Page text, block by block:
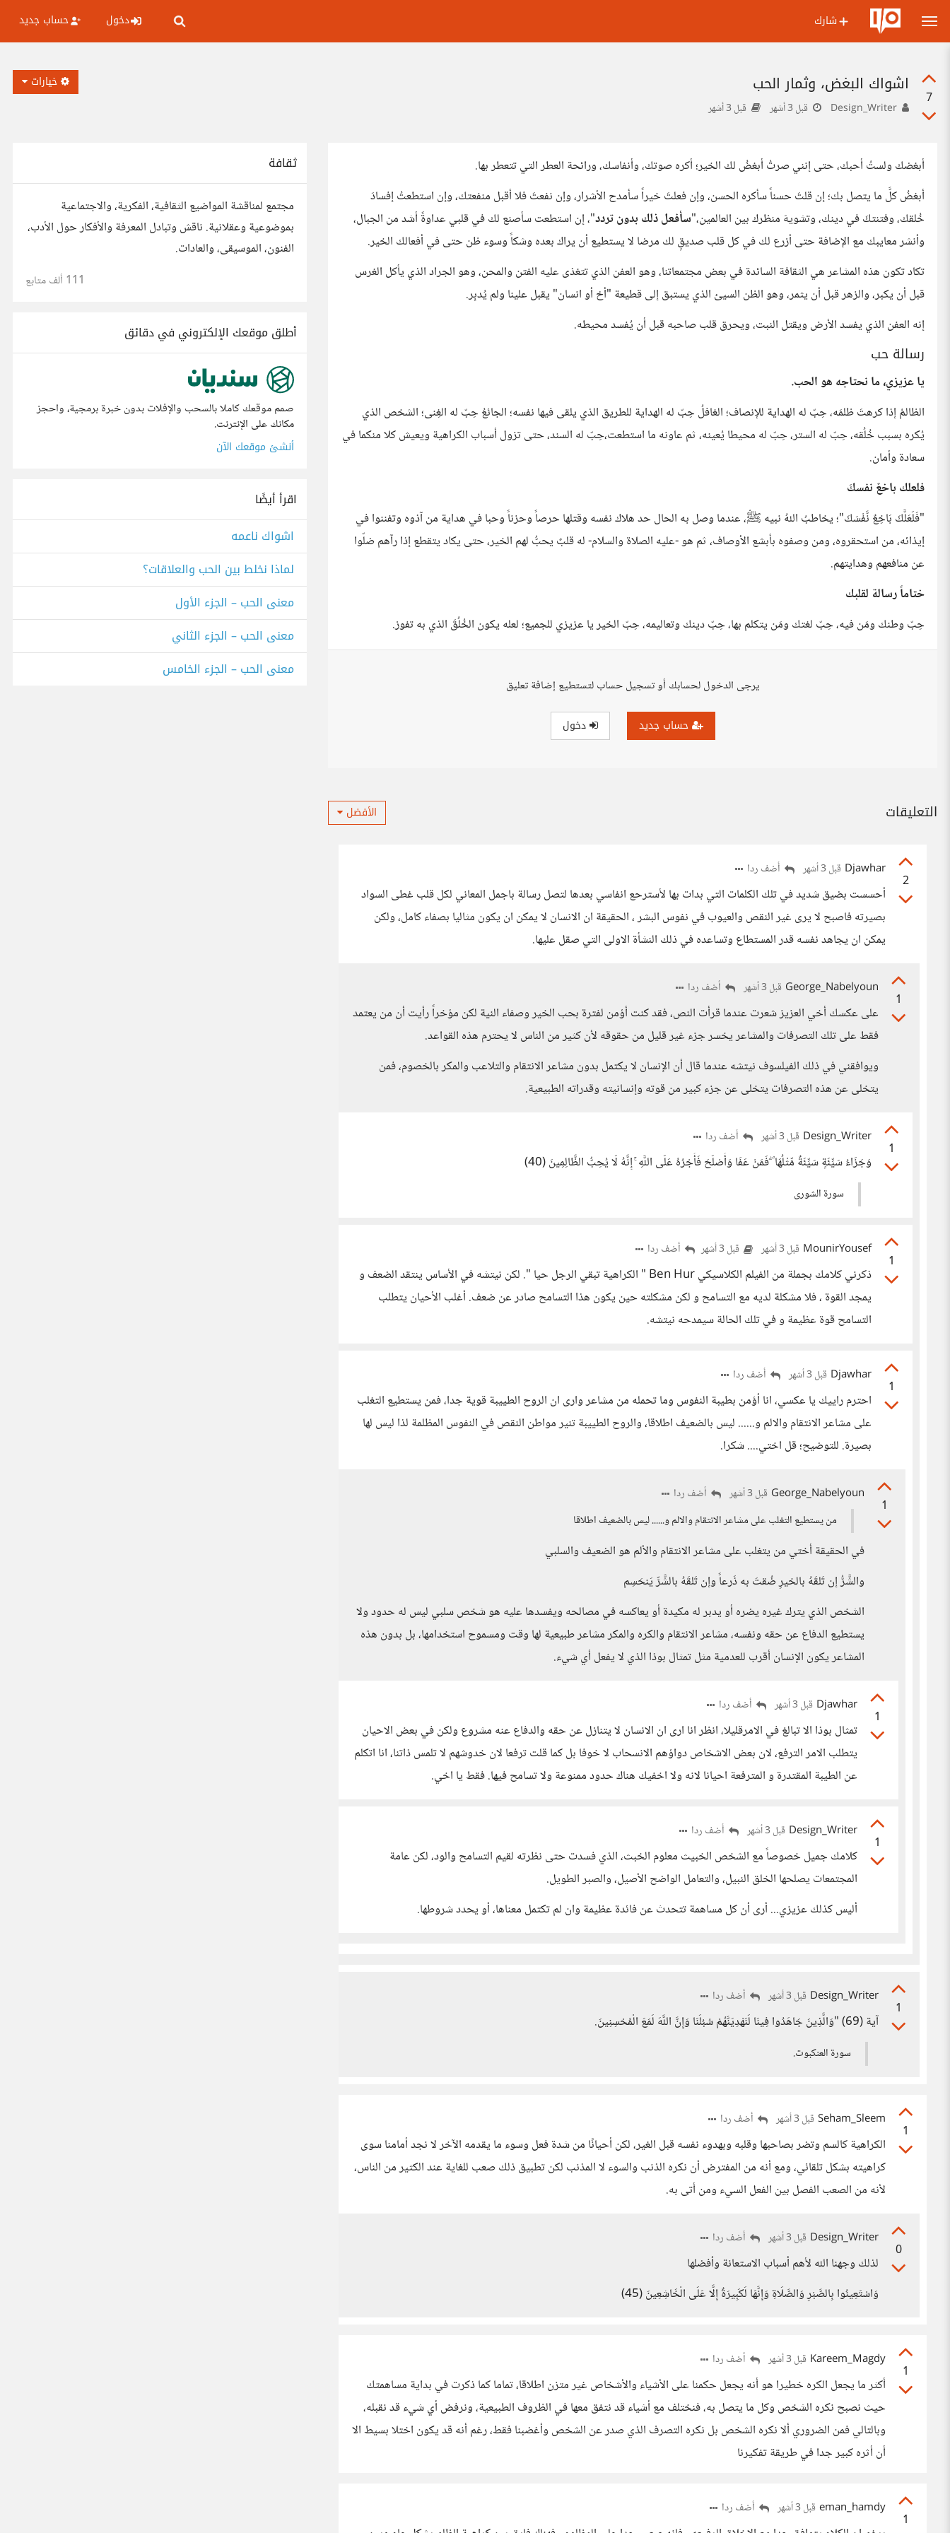
شارك دخول حساب جديد
7
اشواك البغض، وثمار الحب
قبل 3 أشهر قبل 3 أشهر
خيارات
أبغضك ولستُ أحبك، حتى إنني صرتُ أبغضُ لك الخير؛ أكره صوتك، وأنفاسك، ورائحة العطر التي تتعطر بها.
أبغضُ كلَّ ما يتصل بك؛ إن قلتَ حسناً سأكره الحسن، وإن فعلتَ خيراً سأمدح الأشرار، وإن نفعتَ فلا أقبل منفعتك، وإن استطعتُ إفسادَ
خُلقك، وفتنتكَ في دينك، وتشويهَ منظرك بين العالمين،"سأفعل ذلك بدون تردد"، إن استطعت سأصنع لك في قلبي عداوةً أشد من الجبال،
وأنشر معايبك مع الإضافة حتى أزرع لك في كل قلب صديقٍ لك مرضا لا يستطيع أن يراك بعده وشكاً وسوء ظن حتى في أفعالك الخير.
تكاد تكون هذه المشاعر هي الثقافة السائدة في بعض مجتمعاتنا، وهو العفن الذي تتغذى عليه الفتن والمحن، وهو الجراد الذي يأكل الغرس
قبل أن يكبر، والزهر قبل أن يثمر، وهو الظن السيئ الذي يستبق إلى قطيعة "أخ أو انسان" يقبل علينا ولم يُدبِر.
إنه العفن الذي يفسد الأرض ويقتل النبت، ويحرق قلب صاحبه قبل أن يُفسد محيطه.
رسالة حب
يا عزيزي، ما نحتاجه هو الحب.
الظالمُ إذا كرهتَ ظلمَه، حِبّ له الهداية للإنصاف؛ الغافلُ حِبّ له الهداية للطريق الذي يلقى فيها نفسه؛ الجائعُ حِبّ له الغِنى؛ الشخص الذي
يُكره بسبب خُلُقه، حِبّ له الستر، حِبّ له محيطا يُعينه، ثم عاونه ما استطعت،حِبّ له السند، حتى تزول أسباب الكراهية ويعيش كلا منكما في
سعادة وأمان.
فلعلك باخعٌ نفسكَ
"فَلَعَلَّكَ بَاخِعٌ نَّفْسَكَ"؛ يخاطبُ اللهُ نبيه ﷺ، عندما وصل به الحال حد هلاك نفسه وقتلها حرصاً وحزناً وحبا في هداية من آذوه وتفننوا في
إيذائه، من استحقروه، ومن وصفوه بأبشع الأوصاف، ثم هو -عليه الصلاة والسلام- له قلبٌ يحبُّ لهم الخير، حتى يكاد يتقطع إذا رآهم ضلّوا
عن منافعهم وهدايتهم.
ختاماً رسالة لقلبك
حِبّ وطنك ومَن فيه، حِبّ لغتك ومَن يتكلم بها، حِبّ دينك وتعاليمه، حِبّ الخير يا عزيزي للجميع؛ لعله يكون الخُلُقَ الذي به تفوز.
يرجى الدخول لحسابك أو تسجيل حساب لتستطيع إضافة تعليق
حساب جديد دخول
التعليقات الأفضل
2
Djawhar قبل 3 أشهر أضف ردا
أحسست بضيق شديد في تلك الكلمات التي بدات بها لأسترحع انفاسي بعدها لتصل رسالة باجمل المعاني لكل قلب غطى السواد
بصيرته فاصبح لا يرى غير النقص والعيوب في نفوس البشر ، الحقيقة ان الانسان لا يمكن ان يكون مثاليا بصفاء كامل، ولكن
يمكن ان يجاهد نفسه قدر المستطاع وتساعده في ذلك النشأة الاولى التي صقل عليها.
1
George_Nabelyoun قبل 3 أشهر أضف ردا
على عكسك أخي العزيز شعرت عندما قرأت النص، فقد كنت أؤمن لفترة بحب الخير وصفاء النية لكن مؤخراً رأيت أن من يعتمد
فقط على تلك التصرفات والمشاعر يخسر جزء غير قليل من حقوقه لأن كثير من الناس لا يحترم هذه القواعد.
ويوافقني في ذلك الفيلسوف نيتشه عندما قال أن الإنسان لا يكتمل بدون مشاعر الانتقام والتلاعب والمكر بالخصوم، فمن
يتخلى عن هذه التصرفات يتخلى عن جزء كبير من قوته وإنسانيته وقدراته الطبيعية.
1
Design_Writer قبل 3 أشهر أضف ردا
وَجَزَاءُ سَيِّئَةٍ سَيِّئَةٌ مِّثْلُهَا ۖ فَمَنْ عَفَا وَأَصْلَحَ فَأَجْرُهُ عَلَى اللَّهِ ۚ إِنَّهُ لَا يُحِبُّ الظَّالِمِينَ (40)
سورة الشورى
1
MounirYousef قبل 3 أشهر قبل 3 أشهر أضف ردا
ذكرني كلامك بجملة من الفيلم الكلاسيكي Ben Hur " الكراهية تبقي الرجل حيا ". لكن نيتشه في الأساس ينتقد الضعف و
يمجد القوة ، فلا مشكلة لديه مع التسامح و لكن مشكلته حين يكون هذا التسامح صادر عن ضعف. أغلب الأحيان يتطلب
التسامح قوة عظيمة و في تلك الحالة سيمدحه نيتشه.
1
Djawhar قبل 3 أشهر أضف ردا
احترم راييك يا عكسي، انا أؤمن بطيبة النفوس وما تحمله من مشاعر وارى ان الروح الطييبة قوية جدا، فمن يستطيع التغلب
على مشاعر الانتقام والالم و...... ليس بالضعيف اطلاقا، والروح الطييبة تنير مواطن النقص في النفوس المظلمة لذا ليس لها
بصيرة. للتوضيح؛ قل اختي.... شكرا.
1
George_Nabelyoun قبل 3 أشهر
أضف ردا
من يستطيع التغلب على مشاعر الانتقام والالم و...... ليس بالضعيف اطلاقا
في الحقيقة أختي من يتغلب على مشاعر الانتقام والألم هو الضعيف والسلبي
والشَّرُّ إن تَلقَهُ بالخيرِ ضُقتَ به ذَرعاً وإن تَلقَهُ بالشَّرِّ يَنحَسِم
الشخص الذي يترك غيره يضره أو يدبر له مكيدة أو يعاكسه في مصالحه ويفسدها عليه هو شخص سلبي ليس له حدود ولا
يستطيع الدفاع عن حقه ونفسه، مشاعر الانتقام والكره والمكر مشاعر طبيعية لها وقت ومسموح استخدامها، بل بدون هذه
المشاعر يكون الإنسان أقرب للعدمية مثل تمثال بوذا الذي لا يفعل أي شيء.
1
Djawhar قبل 3 أشهر أضف ردا
تمثال بوذا الا تبالغ في الامرقليلا، انظر انا ارى ان الانسان لا يتنازل عن حقه والدفاع عنه مشروع ولكن في بعض الاحيان
يتطلب الامر الترفع، لان بعض الاشخاص دواؤهم الانسحاب لا خوفا بل كما قلت ترفعا لان خدوشهم لا تلمس ذاتنا، انا اتكلم
عن الطيبة المقتدرة و المترفعة احيانا لانه ولا اخفيك هناك حدود ممنوعة ولا تسامح فيها. فقط يا اخي.
1
Design_Writer قبل 3 أشهر أضف ردا
كلامك جميل خصوصاً مع الشخص الخبيث معلوم الخبث، الذي فسدت حتى نظرته لقيم التسامح والود، لكن عامة
المجتمعات يصلحها الخلق النبيل، والتعامل الواضح الأصيل، والصبر الطويل.
أليس كذلك عزيزي... أرى أن كل مساهمة تتحدث عن فائدة عظيمة وان لم تكتمل معناها، أو يحدد شروطها.
1
Design_Writer قبل 3 أشهر أضف ردا
آية (69) "وَالَّذِينَ جَاهَدُوا فِينَا لَنَهْدِيَنَّهُمْ سُبُلَنَا وَإِنَّ اللَّهَ لَمَعَ الْمُحْسِنِينَ.
سورة العنكبوت.
1
Seham_Sleem قبل 3 أشهر أضف ردا
الكراهية كالسم وتضر بصاحبها وقلبه وبهدوء نفسه قبل الغير، لكن أحيانًا من شدة فعل وسوء ما يقدمه الآخر لا نجد أمامنا سوى
كراهيته بشكل تلقائي، ومع أنه من المفترض أن نكره الذنب والسوء لا المذنب لكن تطبيق ذلك صعب للغاية عند الكثير من الناس،
لأنه من الصعب الفصل بين الفعل السيء ومن أتى به.
0
Design_Writer قبل 3 أشهر أضف ردا
لذلك وجهنا الله لأهم أسباب الاستعانة وأفضلها
وَاسْتَعِينُوا بِالصَّبْرِ وَالصَّلَاةِ وَإِنَّهَا لَكَبِيرَةٌ إِلَّا عَلَى الْخَاشِعِينَ (45)
1
Kareem_Magdy قبل 3 أشهر أضف ردا
أكثر ما يجعل الكره خطيرا هو أنه يجعل حكمنا على الأشياء والأشخاص غير متزن اطلاقا، تماما كما ذكرت في بداية مساهمتك
حيث نصبح نكره الشخص وكل ما يتصل به، فنختلف مع أشياء قد نتفق معها في الظروف الطبيعية، ونرفض أي شيء قد نقبله،
وبالتالي فمن الضروري ألا نكره الشخص بل نكره التصرف الذي صدر عن الشخص وأغضبنا فقط، رغم أنه قد يكون اختلا بسيط الا
أن أثره كبير جدا في طريقة تفكيرنا
1
eman_hamdy قبل 3 أشهر أضف ردا
ثقافة
مجتمع لمناقشة المواضيع الثقافية، الفكرية، والاجتماعية
بموضوعية وعقلانية. ناقش وتبادل المعرفة والأفكار حول الأدب،
الفنون، الموسيقى، والعادات.
111 ألف متابع
أطلق موقعك الإلكتروني في دقائق
صمم موقعك كاملا بالسحب والإفلات بدون خبرة برمجية، واحجز
مكانك على الإنترنت.
أنشئ موقعك الآن
اقرأ أيضًا
اشواك ناعمه
لماذا نخلط بين الحب والعلاقات؟
معنى الحب – الجزء الأول
معنى الحب – الجزء الثاني
معنى الحب – الجزء الخامس